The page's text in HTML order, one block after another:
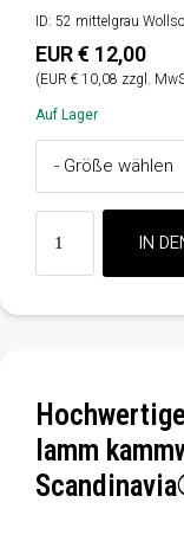
ID: 52 mittelgrau
EUR € 12,00
(EUR € 10,08 zzgl.
Auf Lager
lamm